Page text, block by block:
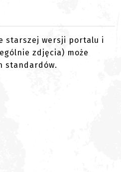
starszej wersji portalu i
zdjęcia) może
standardów.